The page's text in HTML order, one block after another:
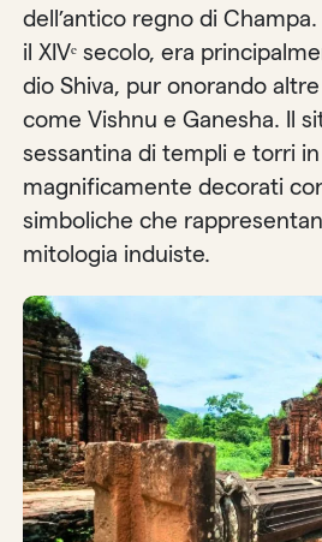
dell’antico regno di
il XIVᵉ secolo, era
dio Shiva, pur onorando
come Vishnu e Ganesha. Il
sessantina di templi e torri
magnificamente decorati
simboliche che
mitologia induiste.